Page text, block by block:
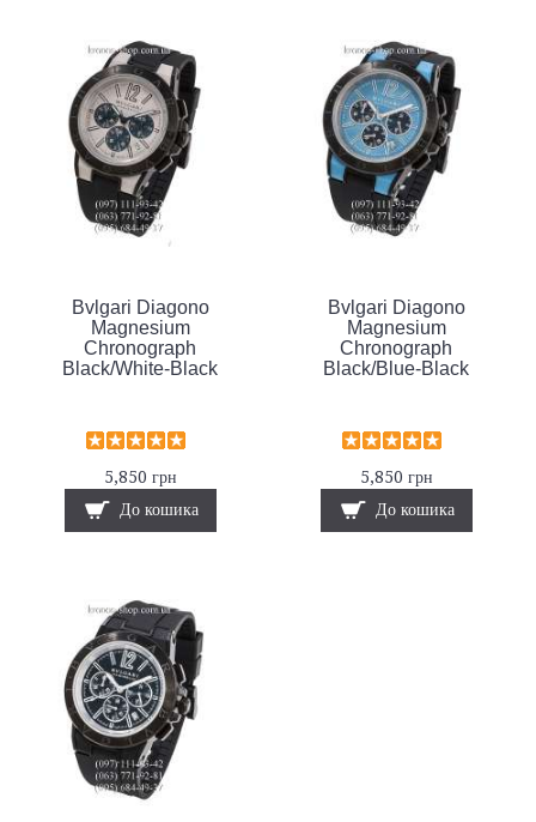
Bvlgari Diagono
Magnesium
Chronograph
Black/White-Black
5,850 грн
До кошика
Bvlgari Diagono
Magnesium
Chronograph
Black/Blue-Black
5,850 грн
До кошика